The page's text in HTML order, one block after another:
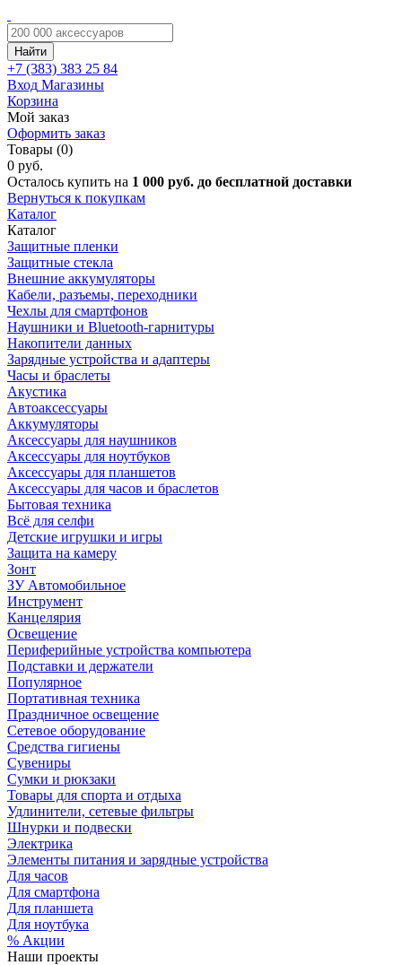
Найти
+7 (383) 383 25 84
Вход Магазины
Корзина
Мой заказ
Оформить заказ
Товары (0)
0 руб.
Осталось купить на 1 000 руб. до бесплатной доставки
Вернуться к покупкам
Каталог
Каталог
Защитные пленки
Защитные стекла
Внешние аккумуляторы
Кабели, разъемы, переходники
Чехлы для смартфонов
Наушники и Bluetooth-гарнитуры
Накопители данных
Зарядные устройства и адаптеры
Часы и браслеты
Акустика
Автоаксессуары
Аккумуляторы
Аксессуары для наушников
Аксессуары для ноутбуков
Аксессуары для планшетов
Аксессуары для часов и браслетов
Бытовая техника
Всё для селфи
Детские игрушки и игры
Защита на камеру
Зонт
ЗУ Автомобильное
Инструмент
Канцелярия
Освещение
Периферийные устройства компьютера
Подставки и держатели
Популярное
Портативная техника
Праздничное освещение
Сетевое оборудование
Средства гигиены
Сувениры
Сумки и рюкзаки
Товары для спорта и отдыха
Удлинители, сетевые фильтры
Шнурки и подвески
Электрика
Элементы питания и зарядные устройства
Для часов
Для смартфона
Для планшета
Для ноутбука
% Акции
Наши проекты